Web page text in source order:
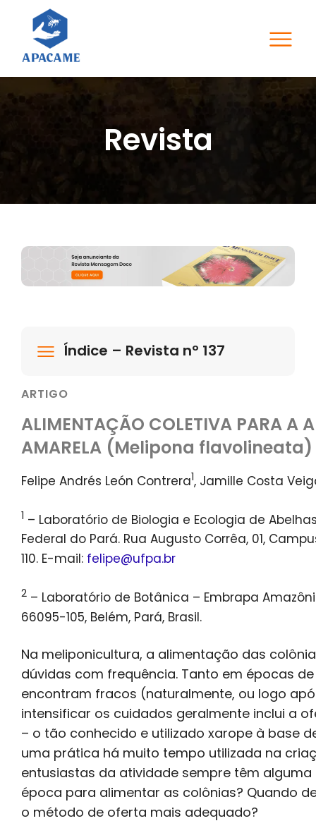
Revista
Índice – Revista nº 137
ARTIGO
ALIMENTAÇÃO COLETIVA PARA A
AMARELA (Melipona flavolineata)
Felipe Andrés León Contrera1, Jamille Costa
1 – Laboratório de Biologia e Ecologia de
Federal do Pará. Rua Augusto Corrêa, 01,
110. E-mail: felipe@ufpa.br
2 – Laboratório de Botânica – Embrapa
66095-105, Belém, Pará, Brasil.
Na meliponicultura, a alimentação das
dúvidas com frequência. Tanto em épocas
encontram fracos (naturalmente, ou logo
intensificar os cuidados geralmente inclui a
– o tão conhecido e utilizado xarope à base
uma prática há muito tempo utilizada na
entusiastas da atividade sempre têm
época para alimentar as colônias? Quando
o método de oferta mais adequado?